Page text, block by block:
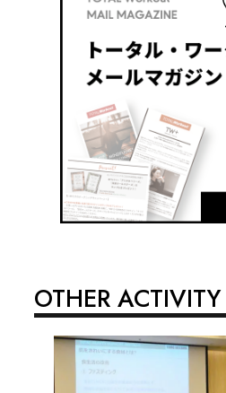
OTHER ACTIVITY